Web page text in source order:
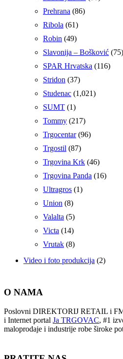
Prehrana (86)
Ribola (61)
Robin (49)
Slavonija – Bošković (75)
SPAR Hrvatska (116)
Stridon (37)
Studenac (1,021)
SUMT (1)
Tommy (217)
Trgocentar(96)
Trgostil (87)
Trgovina Krk (46)
Trgovina Panda (16)
Ultragros (1)
Union (8)
Valalta (5)
Victa (14)
Vrutak (8)
Video i foto produkcija (2)
O NAMA
Poslovni DIREKTORIJ RETAIL i
i Internet portal Ja TRGOVAC, #1
maloprodaje i industrije robe široke